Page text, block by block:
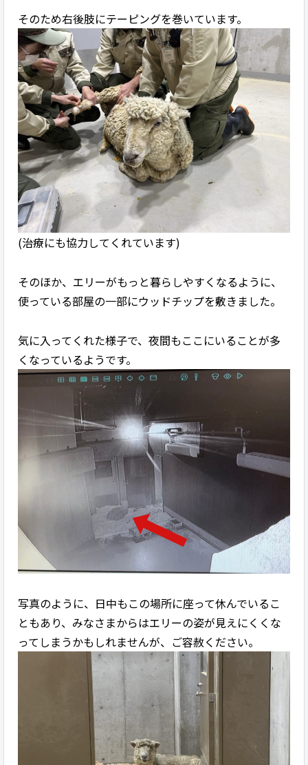
そのため右後肢にテーピングを巻いています。
(治療にも協力してくれています)
そのほか、エリーがもっと暮らしやすくなるように、
使っている部屋の一部にウッドチップを敷きました。
気に入ってくれた様子で、夜間もここにいることが多
くなっているようです。
写真のように、日中もこの場所に座って休んでいるこ
ともあり、みなさまからはエリーの姿が見えにくくな
ってしまうかもしれませんが、ご容赦ください。